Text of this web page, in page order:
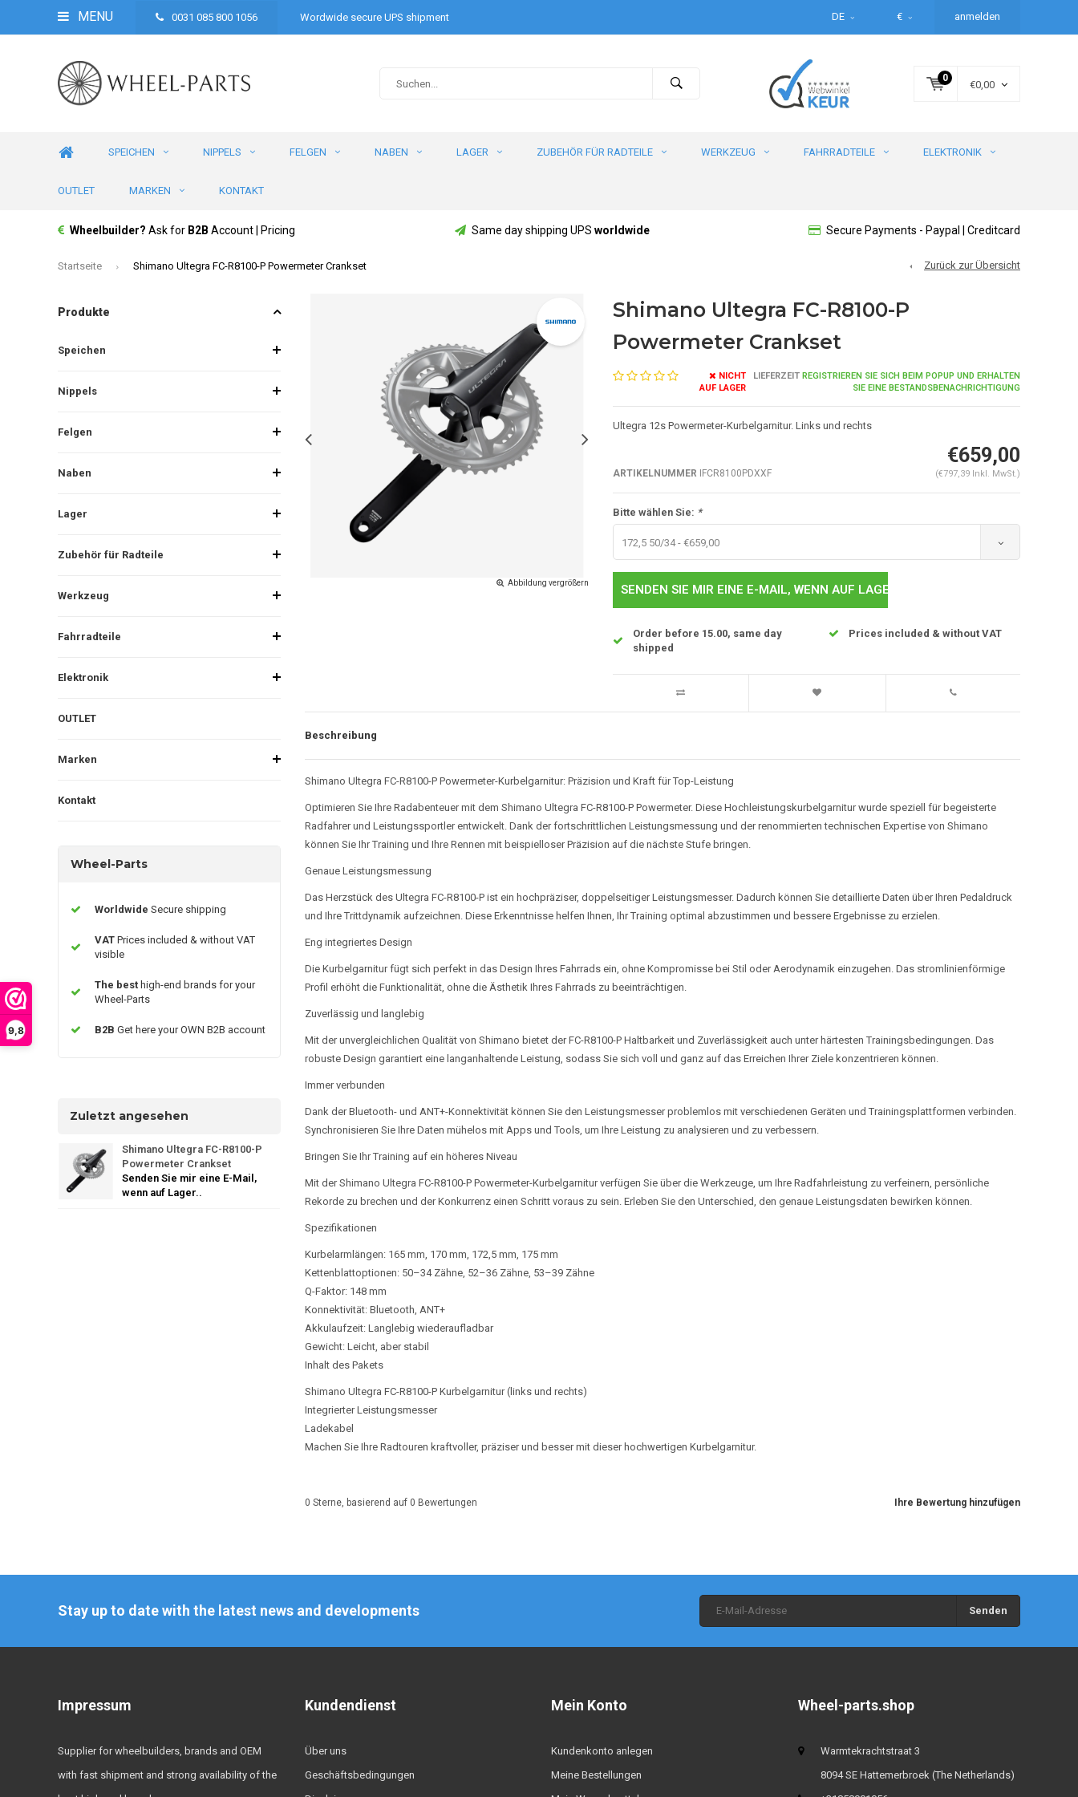
9,8
MENU 0031 085 800 1056 Wordwide secure UPS shipment DE € anmelden
0
€0,00
SPEICHEN NIPPELS FELGEN NABEN LAGER ZUBEHÖR FÜR RADTEILE WERKZEUG FAHRRADTEILE ELEKTRONIK
OUTLET MARKEN KONTAKT
Wheelbuilder? Ask for B2B Account | Pricing Same day shipping UPS worldwide Secure Payments - Paypal | Creditcard
Startseite Shimano Ultegra FC-R8100-P Powermeter Crankset Zurück zur Übersicht
Produkte
Speichen
Nippels
Felgen
Naben
Lager
Zubehör für Radteile
Werkzeug
Fahrradteile
Elektronik
OUTLET
Marken
Kontakt
Wheel-Parts
Worldwide Secure shipping
VAT Prices included & without VAT
visible
The best high-end brands for your
Wheel-Parts
B2B Get here your OWN B2B account
Zuletzt angesehen
Shimano Ultegra FC-R8100-P
Powermeter Crankset
Senden Sie mir eine E-Mail,
wenn auf Lager..
Abbildung vergrößern
Shimano Ultegra FC-R8100-P
Powermeter Crankset
NICHT
AUF LAGER
LIEFERZEITREGISTRIEREN SIE SICH BEIM POPUP UND ERHALTEN
SIE EINE BESTANDSBENACHRICHTIGUNG
Ultegra 12s Powermeter-Kurbelgarnitur. Links und rechts
ARTIKELNUMMER IFCR8100PDXXF
€659,00
(€797,39 Inkl. MwSt.)
Bitte wählen Sie: *
172,5 50/34 - €659,00
SENDEN SIE MIR EINE E-MAIL, WENN AUF LAGER..
Order before 15.00, same day
shipped
Prices included & without VAT
Beschreibung
Shimano Ultegra FC-R8100-P Powermeter-Kurbelgarnitur: Präzision und Kraft für Top-Leistung
Optimieren Sie Ihre Radabenteuer mit dem Shimano Ultegra FC-R8100-P Powermeter. Diese Hochleistungskurbelgarnitur wurde speziell für begeisterte
Radfahrer und Leistungssportler entwickelt. Dank der fortschrittlichen Leistungsmessung und der renommierten technischen Expertise von Shimano
können Sie Ihr Training und Ihre Rennen mit beispielloser Präzision auf die nächste Stufe bringen.
Genaue Leistungsmessung
Das Herzstück des Ultegra FC-R8100-P ist ein hochpräziser, doppelseitiger Leistungsmesser. Dadurch können Sie detaillierte Daten über Ihren Pedaldruck
und Ihre Trittdynamik aufzeichnen. Diese Erkenntnisse helfen Ihnen, Ihr Training optimal abzustimmen und bessere Ergebnisse zu erzielen.
Eng integriertes Design
Die Kurbelgarnitur fügt sich perfekt in das Design Ihres Fahrrads ein, ohne Kompromisse bei Stil oder Aerodynamik einzugehen. Das stromlinienförmige
Profil erhöht die Funktionalität, ohne die Ästhetik Ihres Fahrrads zu beeinträchtigen.
Zuverlässig und langlebig
Mit der unvergleichlichen Qualität von Shimano bietet der FC-R8100-P Haltbarkeit und Zuverlässigkeit auch unter härtesten Trainingsbedingungen. Das
robuste Design garantiert eine langanhaltende Leistung, sodass Sie sich voll und ganz auf das Erreichen Ihrer Ziele konzentrieren können.
Immer verbunden
Dank der Bluetooth- und ANT+-Konnektivität können Sie den Leistungsmesser problemlos mit verschiedenen Geräten und Trainingsplattformen verbinden.
Synchronisieren Sie Ihre Daten mühelos mit Apps und Tools, um Ihre Leistung zu analysieren und zu verbessern.
Bringen Sie Ihr Training auf ein höheres Niveau
Mit der Shimano Ultegra FC-R8100-P Powermeter-Kurbelgarnitur verfügen Sie über die Werkzeuge, um Ihre Radfahrleistung zu verfeinern, persönliche
Rekorde zu brechen und der Konkurrenz einen Schritt voraus zu sein. Erleben Sie den Unterschied, den genaue Leistungsdaten bewirken können.
Spezifikationen
Kurbelarmlängen: 165 mm, 170 mm, 172,5 mm, 175 mm
Kettenblattoptionen: 50–34 Zähne, 52–36 Zähne, 53–39 Zähne
Q-Faktor: 148 mm
Konnektivität: Bluetooth, ANT+
Akkulaufzeit: Langlebig wiederaufladbar
Gewicht: Leicht, aber stabil
Inhalt des Pakets
Shimano Ultegra FC-R8100-P Kurbelgarnitur (links und rechts)
Integrierter Leistungsmesser
Ladekabel
Machen Sie Ihre Radtouren kraftvoller, präziser und besser mit dieser hochwertigen Kurbelgarnitur.
Ihre Bewertung hinzufügen
0 Sterne, basierend auf 0 Bewertungen
Stay up to date with the latest news and developments Senden
Impressum
Supplier for wheelbuilders, brands and OEM
with fast shipment and strong availability of the
Kundendienst
Über uns
Geschäftsbedingungen
Mein Konto
Kundenkonto anlegen
Meine Bestellungen
Wheel-parts.shop
Warmtekrachtstraat 3
8094 SE Hattemerbroek (The Netherlands)